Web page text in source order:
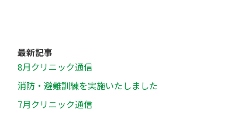
最新記事
8月クリニック通信
消防・避難訓練を実施いたしました
7月クリニック通信